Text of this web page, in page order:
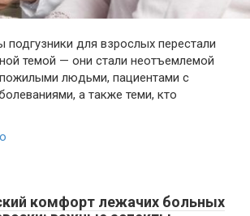
подгузники для взрослых перестали
темой — они стали неотъемлемой
людьми, пациентами с
а также теми, кто
комфорт лежачих больных